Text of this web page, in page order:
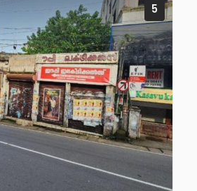
5